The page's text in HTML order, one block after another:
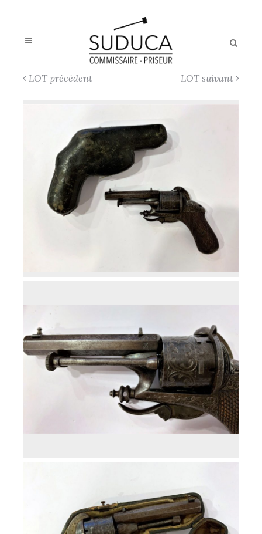
LOT précédent LOT suivant